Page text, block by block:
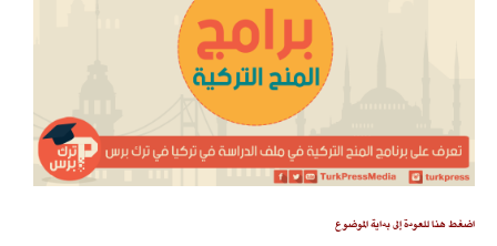
اضغط هنا للعودة إلى بداية الموضوع